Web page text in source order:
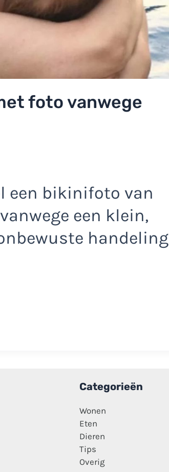
foto vanwege
een bikinifoto van
een klein,
handeling
Categorieën
Wonen
Eten
Dieren
Tips
Overig